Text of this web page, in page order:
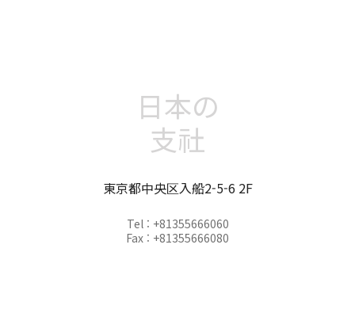
日本の
支社
東京都中央区入船2-5-6 2F
Tel : +81355666060
Fax : +81355666080